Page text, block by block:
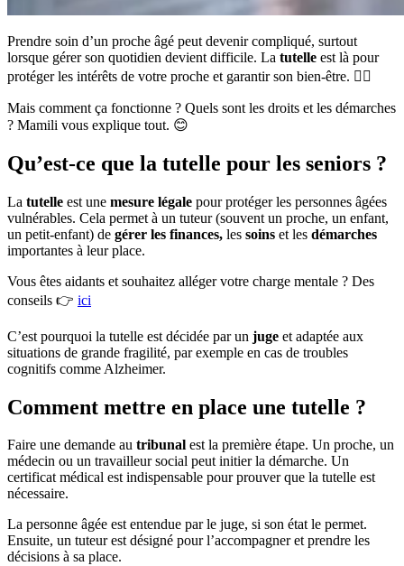
Prendre soin d’un proche âgé peut devenir compliqué, surtout
lorsque gérer son quotidien devient difficile. La tutelle est là pour
protéger les intérêts de votre proche et garantir son bien-être. 👨‍⚖️
Mais comment ça fonctionne ? Quels sont les droits et les démarches
? Mamili vous explique tout. 😊
Qu’est-ce que la tutelle pour les seniors ?
La tutelle est une mesure légale pour protéger les personnes âgées
vulnérables. Cela permet à un tuteur (souvent un proche, un enfant,
un petit-enfant) de gérer les finances, les soins et les démarches
importantes à leur place.
Vous êtes aidants et souhaitez alléger votre charge mentale ? Des
conseils 👉 ici
C’est pourquoi la tutelle est décidée par un juge et adaptée aux
situations de grande fragilité, par exemple en cas de troubles
cognitifs comme Alzheimer.
Comment mettre en place une tutelle ?
Faire une demande au tribunal est la première étape. Un proche, un
médecin ou un travailleur social peut initier la démarche. Un
certificat médical est indispensable pour prouver que la tutelle est
nécessaire.
La personne âgée est entendue par le juge, si son état le permet.
Ensuite, un tuteur est désigné pour l’accompagner et prendre les
décisions à sa place.